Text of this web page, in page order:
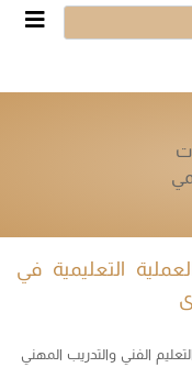
التعليمية في
الفني والتدريب المهني